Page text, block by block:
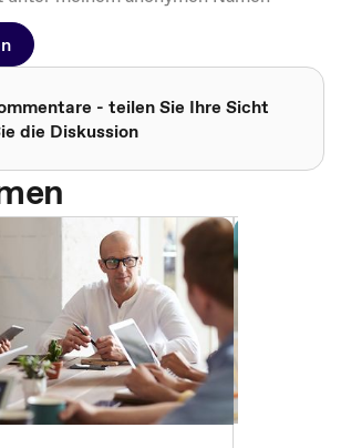
- teilen Sie Ihre Sicht
die Diskussion